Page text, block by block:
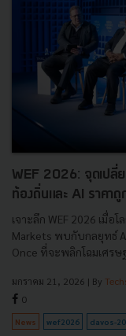
WEF 2026: จุดเปลี่
ท้องถิ่นและ AI ราคาถู
เจาะลึก WEF 2026 เมื่อ
Markets พบกับกลยุทธ์
Once ที่จะพลิกโฉมเศรษ
มกราคม 21, 2026 | By
0
News wef2026 davos-